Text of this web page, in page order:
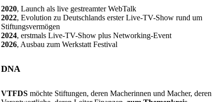
2020, Launch als live gestreamter WebTalk
2022, Evolution zu Deutschlands erster Live-TV-Show rund um
Stiftungsvermögen
2024, erstmals Live-TV-Show plus Networking-Event
2026, Ausbau zum Werkstatt Festival
DNA
VTFDS möchte Stiftungen, deren Macherinnen und Macher, deren